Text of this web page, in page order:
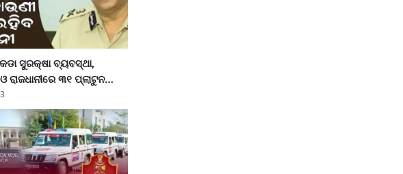
ସୁରକ୍ଷା ବ୍ୟବସ୍ଥା,
ରାଜଧାନୀରେ ୩୧ ପ୍ଲାଟୁନ